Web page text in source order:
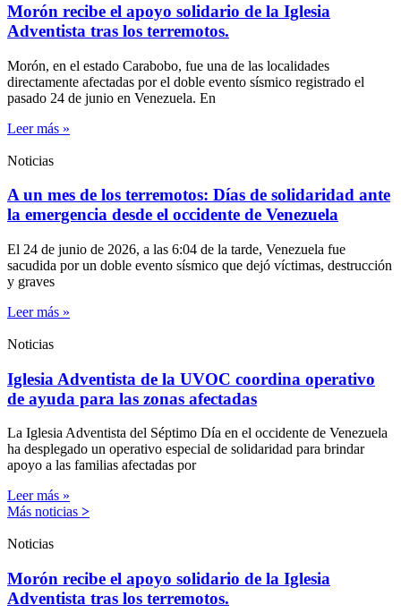
Morón recibe el apoyo solidario de la Iglesia
Adventista tras los terremotos.
Morón, en el estado Carabobo, fue una de las localidades
directamente afectadas por el doble evento sísmico registrado el
pasado 24 de junio en Venezuela. En
Leer más »
Noticias
A un mes de los terremotos: Días de solidaridad ante
la emergencia desde el occidente de Venezuela
El 24 de junio de 2026, a las 6:04 de la tarde, Venezuela fue
sacudida por un doble evento sísmico que dejó víctimas, destrucción
y graves
Leer más »
Noticias
Iglesia Adventista de la UVOC coordina operativo
de ayuda para las zonas afectadas
La Iglesia Adventista del Séptimo Día en el occidente de Venezuela
ha desplegado un operativo especial de solidaridad para brindar
apoyo a las familias afectadas por
Leer más »
Más noticias >
Noticias
Morón recibe el apoyo solidario de la Iglesia
Adventista tras los terremotos.